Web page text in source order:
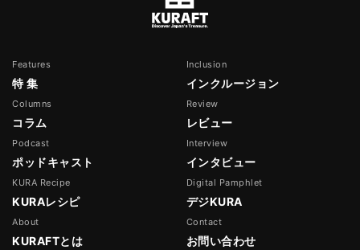
Features
特 集
Inclusion
インクルージョン
Columns
コラム
Review
レビュー
Podcast
ポッドキャスト
Interview
インタビュー
KURA Recipe
KURAレシピ
Digital Pamphlet
デジKURA
About
KURAFTとは
Contact
お問い合わせ